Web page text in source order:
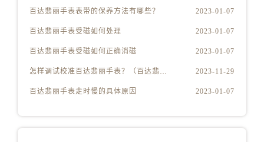
百达翡丽手表表带的保养方法有哪些？ 2023-01-07
百达翡丽手表受磁如何处理 2023-01-07
百达翡丽手表受磁如何正确消磁 2023-01-07
怎样调试校准百达翡丽手表？（百达翡丽手表的调试校准方法） 2023-11-29
百达翡丽手表走时慢的具体原因 2023-01-07